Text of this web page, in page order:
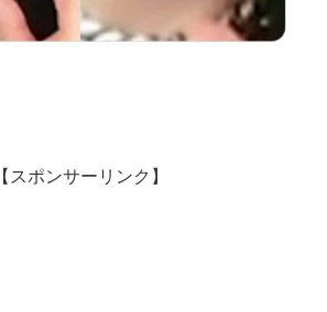
【スポンサーリンク】